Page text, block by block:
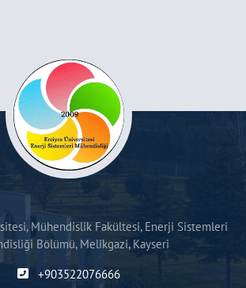
Mühendislik Fakültesi, Enerji Sistemleri
Bölümü, Melikgazi, Kayseri
+903522076666